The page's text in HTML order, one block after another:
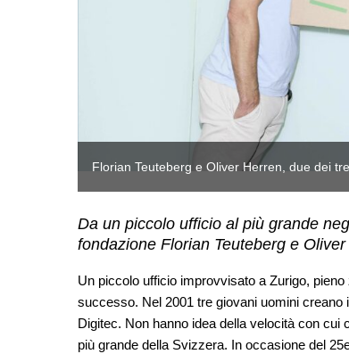
Florian Teuteberg e Oliver Herren, due dei
Da un piccolo ufficio al più grande
fondazione Florian Teuteberg e
Un piccolo ufficio improvvisato a Zurigo,
successo. Nel 2001 tre giovani uomini creano
Digitec. Non hanno idea della velocità con
più grande della Svizzera. In occasione del